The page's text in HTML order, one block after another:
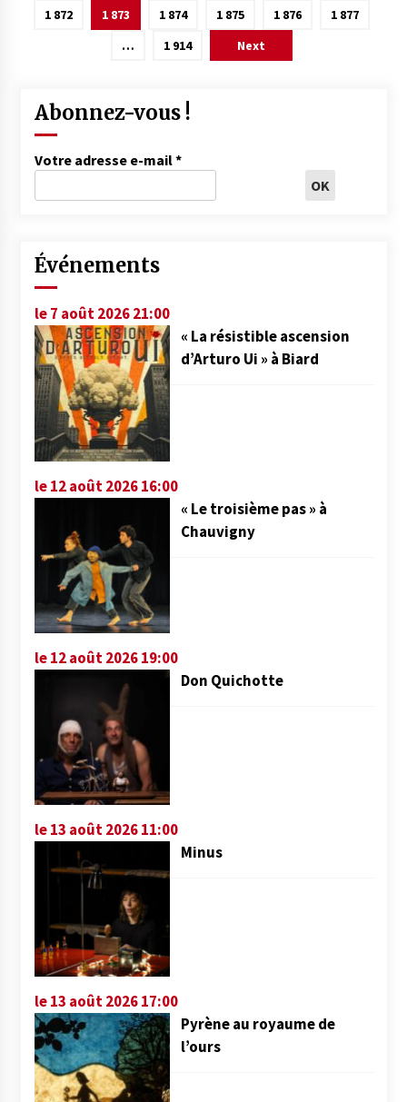
des
publications
1 872 1 873 1 874 1 875 1 876
1 877
…
1 914 Next
Abonnez-vous !
Votre adresse e-mail*
Événements
le 7 août 2026 21:00
« La résistible ascension
d’Arturo Ui » à Biard
le 12 août 2026 16:00
« Le troisième pas » à
Chauvigny
le 12 août 2026 19:00
Don Quichotte
le 13 août 2026 11:00
Minus
le 13 août 2026 17:00
Pyrène au royaume de
l’ours